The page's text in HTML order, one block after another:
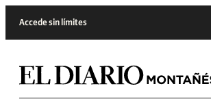
Accede sin límites